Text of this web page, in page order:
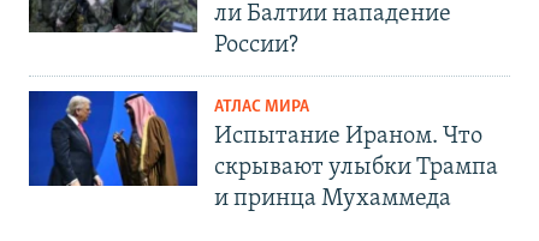
ли Балтии нападение
России?
АТЛАС МИРА
Испытание Ираном. Что
скрывают улыбки Трампа
и принца Мухаммеда